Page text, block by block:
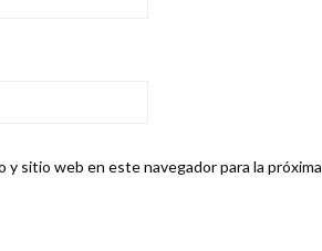
sitio web en este navegador para la